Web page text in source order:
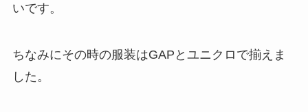
いです。
ちなみにその時の服装はGAPとユニクロで揃えま
した。